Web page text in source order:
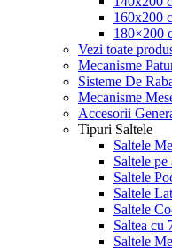
160x200
180×200
Vezi toate
Mecanisme
Sisteme De
Mecanisme
Accesorii
Tipuri Saltele
Saltele
Saltele
Saltele
Saltele
Saltele
Saltea cu
Saltele